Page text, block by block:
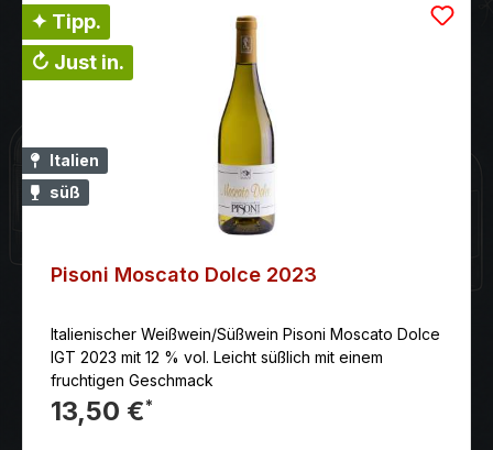
✦ Tipp.
↻ Just in.
Italien
süß
Pisoni Moscato Dolce 2023
Italienischer Weißwein/Süßwein Pisoni Moscato Dolce
IGT 2023 mit 12 % vol. Leicht süßlich mit einem
fruchtigen Geschmack
13,50 €*